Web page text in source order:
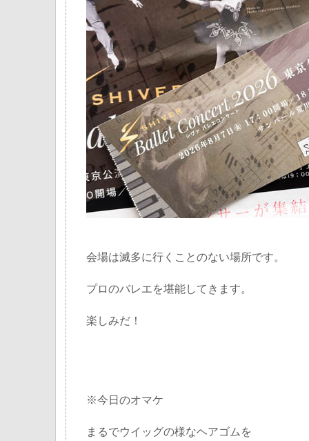
会場は滅多に行くことのない場所です。
プロのバレエを堪能してきます。
楽しみだ！
※今日のオマケ
まるでウイッグの様なヘアゴムを